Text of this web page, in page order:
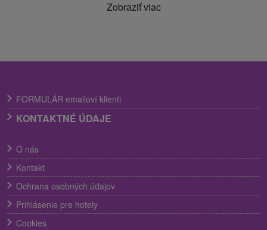
Zobraziť viac
FORMULÁR emailoví klienti
KONTAKTNÉ ÚDAJE
O nás
Kontakt
Ochrana osobných údajov
Prihlásenie pre hotely
Cookies